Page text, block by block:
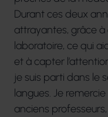
Durant ces deux
attrayantes, grâce à
laboratoire, ce qui
et à capter
je suis parti dans le
langues. Je
anciens